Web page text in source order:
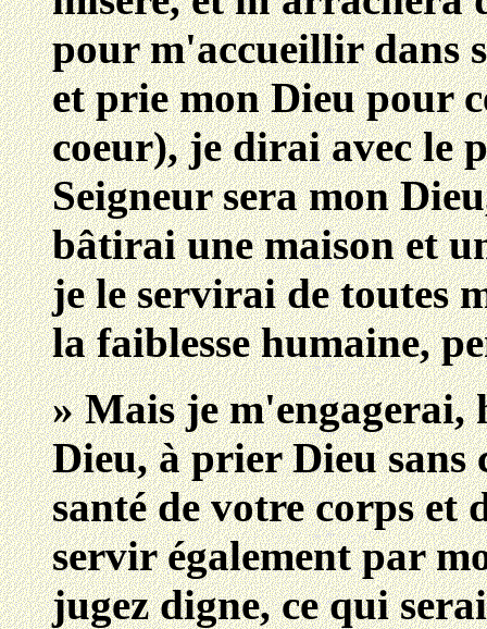
pour m'accueillir dans
et prie mon Dieu pour
coeur), je dirai avec le
Seigneur sera mon
bâtirai une maison et
je le servirai de toutes
la faiblesse humaine,
» Mais je m'engagerai,
Dieu, à prier Dieu sans
santé de votre corps et
servir également par
jugez digne, ce qui